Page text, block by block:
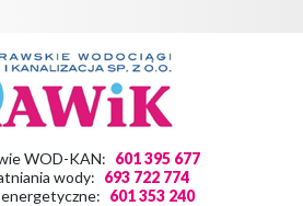
narzędzi
WOD-KAN: 601 395 677
wody: 693 722 774
601 353 240